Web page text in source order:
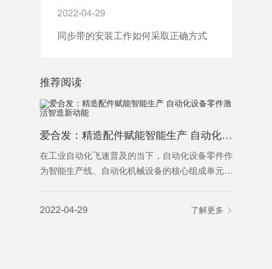
2022-04-29
同步带的安装工作如何采取正确方式
推荐阅读
爱合发：精造配件赋能智能生产 自动化设备零件激活智造新动能
在工业自动化飞速普及的当下，自动化设备零件作
为智能生产线、自动化机械设备的核心组成单元，
各司其职，支撑着工业自动化设备完成自动化输
2022-04-29 了解更多